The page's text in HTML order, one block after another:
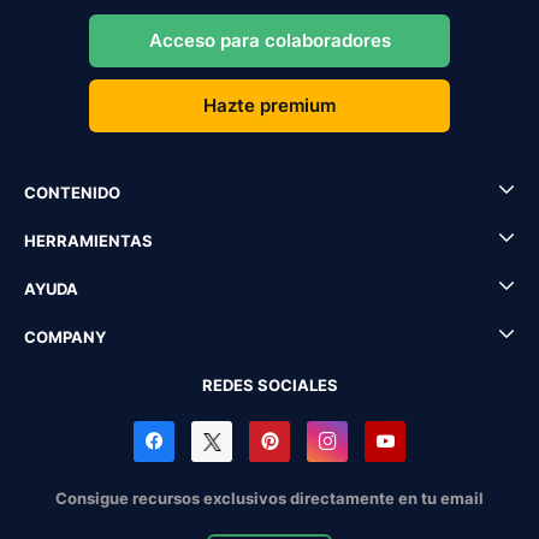
Acceso para colaboradores
Hazte premium
CONTENIDO
HERRAMIENTAS
AYUDA
COMPANY
REDES SOCIALES
Consigue recursos exclusivos directamente en tu email